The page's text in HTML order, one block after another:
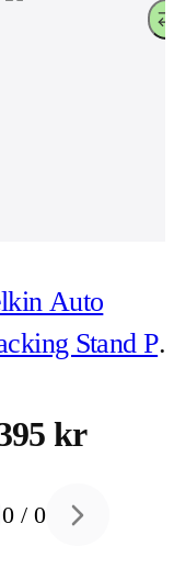
Auto
Stand
kr
slide
0 /0 Next slide